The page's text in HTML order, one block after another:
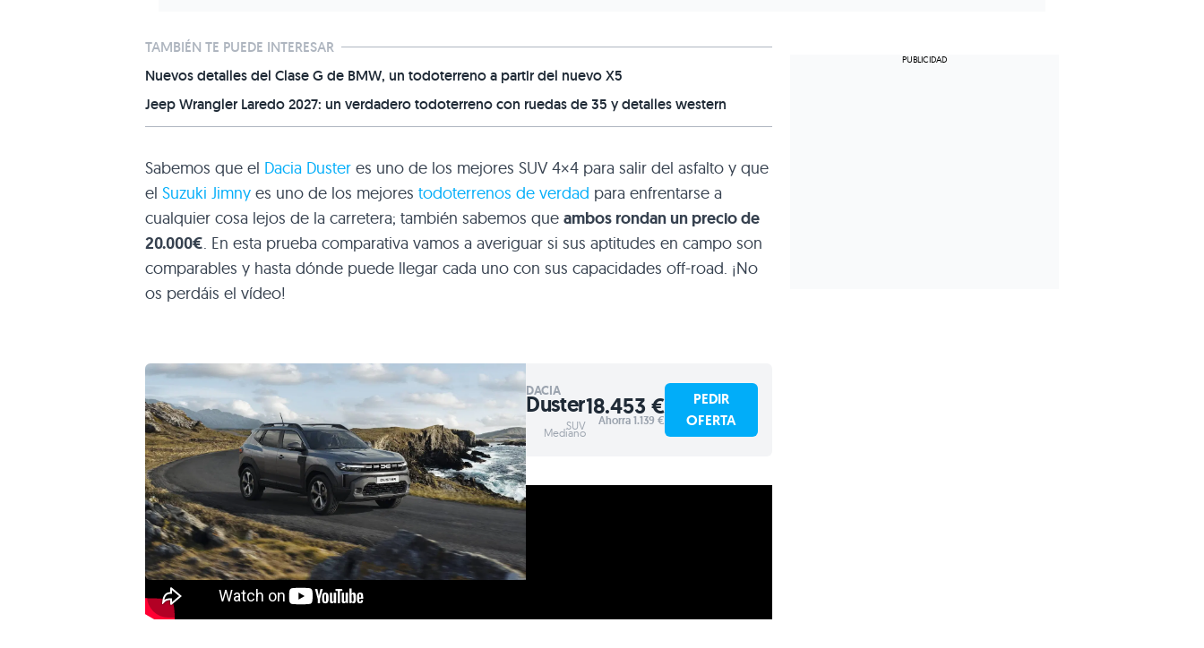
TAMBIÉN TE PUEDE INTERESAR
Nuevos detalles del Clase G de BMW, un todoterreno a partir del nuevo X5
Jeep Wrangler Laredo 2027: un verdadero todoterreno con ruedas de 35 y detalles western
Sabemos que el Dacia Duster es uno de los mejores SUV 4×4 para salir del asfalto y que
el Suzuki Jimny es uno de los mejores todoterrenos de verdad para enfrentarse a
cualquier cosa lejos de la carretera; también sabemos que ambos rondan un precio de
20.000€. En esta prueba comparativa vamos a averiguar si sus aptitudes en campo son
comparables y hasta dónde puede llegar cada uno con sus capacidades off-road. ¡No
os perdáis el vídeo!
DACIA
Duster
SUV
Mediano
18.453 €
Ahorra 1.139 €
PEDIR
OFERTA